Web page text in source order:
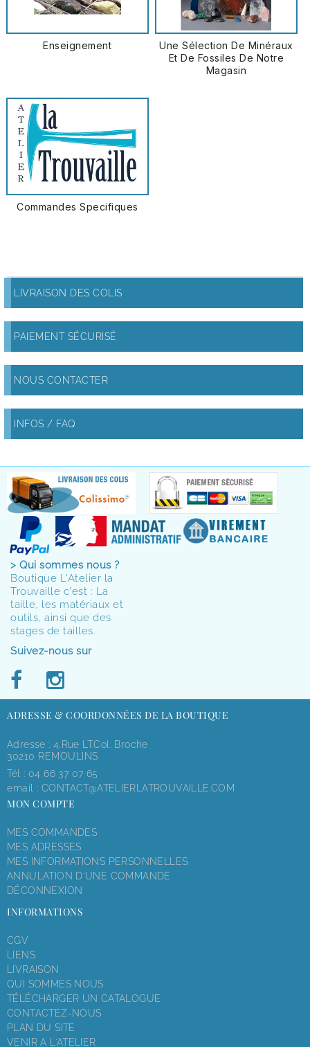
Enseignement
Une Sélection De Minéraux
Et De Fossiles De Notre
Magasin
Commandes Specifiques
LIVRAISON DES COLIS
PAIEMENT SÉCURISÉ
NOUS CONTACTER
INFOS / FAQ
> Qui sommes nous ?
Boutique L'Atelier la
Trouvaille c'est : La
taille, les matériaux et
outils, ainsi que des
stages de tailles.
Suivez-nous sur
ADRESSE & COORDONNÉES DE LA BOUTIQUE
Adresse : 4,rue LT.Col. Broche
30210 REMOULINS
Tél : 04 66 37 07 65
email : CONTACT@ATELIERLATROUVAILLE.COM
MON COMPTE
MES COMMANDES
MES ADRESSES
MES INFORMATIONS PERSONNELLES
ANNULATION D'UNE COMMANDE
DÉCONNEXION
INFORMATIONS
CGV
LIENS
LIVRAISON
QUI SOMMES NOUS
TÉLÉCHARGER UN CATALOGUE
CONTACTEZ-NOUS
PLAN DU SITE
VENIR A L'ATELIER